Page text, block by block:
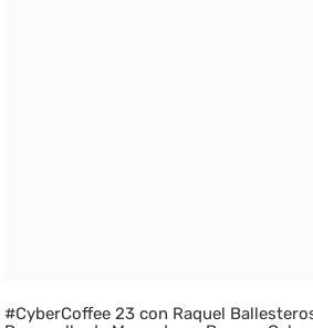
#CyberCoffee 23 con Raquel